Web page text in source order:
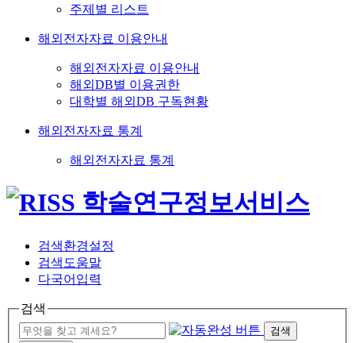
주제별 리스트
해외전자자료 이용안내
해외전자자료 이용안내
해외DB별 이용권한
대학별 해외DB 구독현황
해외전자자료 통계
해외전자자료 통계
검색환경설정
검색도움말
다국어입력
검색
검색